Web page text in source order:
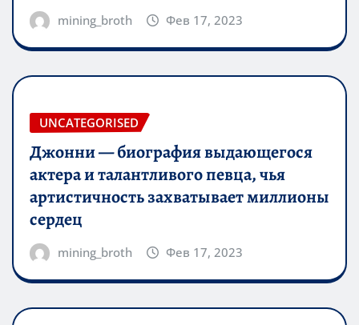
mining_broth Фев 17, 2023
UNCATEGORISED
Джонни — биография выдающегося
актера и талантливого певца, чья
артистичность захватывает миллионы
сердец
mining_broth Фев 17, 2023